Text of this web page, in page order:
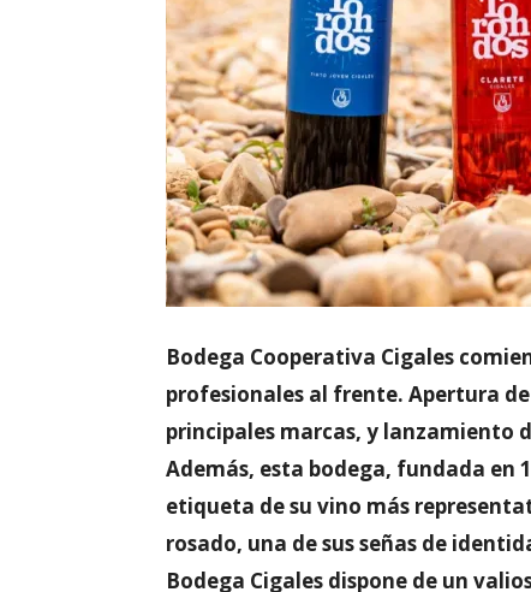
Bodega Cooperativa Cigales
profesionales al frente. Apertura
principales marcas, y lanzamiento
Además, esta bodega, fundada en
etiqueta de su vino más
rosado, una de sus señas de
Bodega Cigales dispone de un